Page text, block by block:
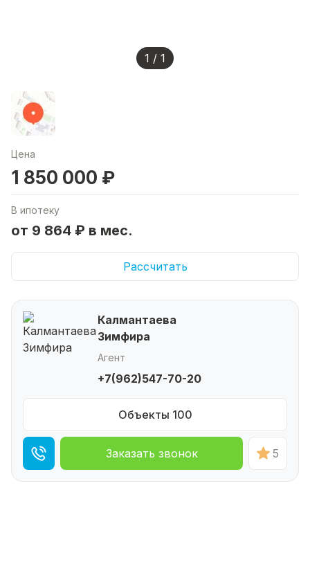
1 / 1
Цена
1 850 000 ₽
В ипотеку
от 9 864 ₽ в мес.
Рассчитать
Калмантаева
Зимфира
Агент
+7(962)547-70-20
Объекты 100
Заказать звонок 5